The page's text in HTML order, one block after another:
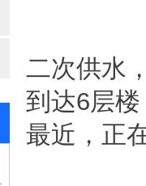
二次供水
到达6层
最近，正